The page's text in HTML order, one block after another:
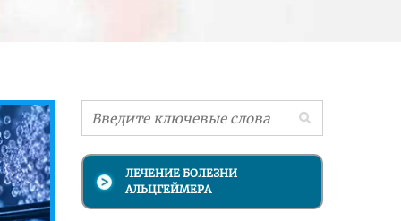
ЛЕЧЕНИЕ БОЛЕЗНИ
АЛЬЦГЕЙМЕРА